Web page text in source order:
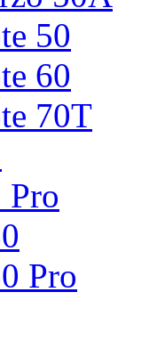
50
60
70T
Pro
Pro